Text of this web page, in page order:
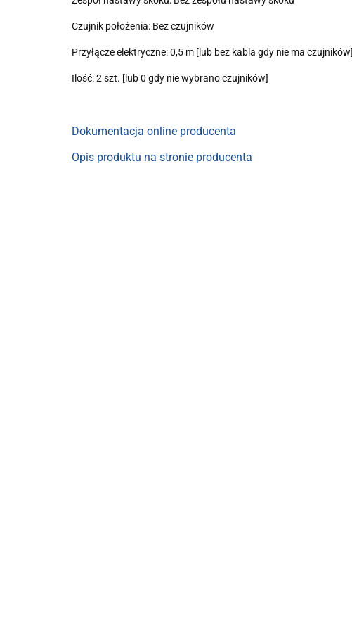
Czujnik położenia: Bez czujników
Przyłącze elektryczne: 0,5 m [lub bez kabla gdy nie ma czujników]
Ilość: 2 szt. [lub 0 gdy nie wybrano czujników]
Dokumentacja online producenta
Opis produktu na stronie producenta